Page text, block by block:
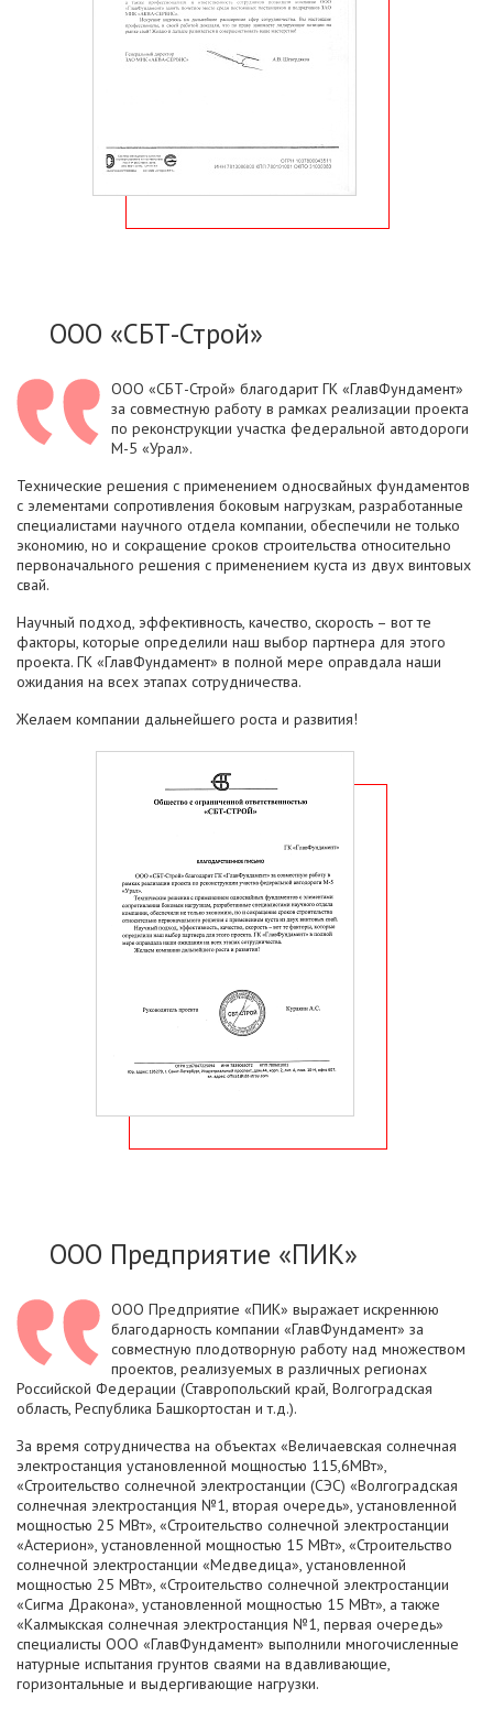
ООО «СБТ-Строй»
ООО «СБТ-Строй» благодарит ГК «ГлавФундамент»
за совместную работу в рамках реализации проекта
по реконструкции участка федеральной автодороги
М-5 «Урал».
Технические решения с применением односвайных фундаментов
с элементами сопротивления боковым нагрузкам, разработанные
специалистами научного отдела компании, обеспечили не только
экономию, но и сокращение сроков строительства относительно
первоначального решения с применением куста из двух винтовых
свай.
Научный подход, эффективность, качество, скорость – вот те
факторы, которые определили наш выбор партнера для этого
проекта. ГК «ГлавФундамент» в полной мере оправдала наши
ожидания на всех этапах сотрудничества.
Желаем компании дальнейшего роста и развития!
ООО Предприятие «ПИК»
ООО Предприятие «ПИК» выражает искреннюю
благодарность компании «ГлавФундамент» за
совместную плодотворную работу над множеством
проектов, реализуемых в различных регионах
Российской Федерации (Ставропольский край, Волгоградская
область, Республика Башкортостан и т.д.).
За время сотрудничества на объектах «Величаевская солнечная
электростанция установленной мощностью 115,6МВт»,
«Строительство солнечной электростанции (СЭС) «Волгоградская
солнечная электростанция №1, вторая очередь», установленной
мощностью 25 МВт», «Строительство солнечной электростанции
«Астерион», установленной мощностью 15 МВт», «Строительство
солнечной электростанции «Медведица», установленной
мощностью 25 МВт», «Строительство солнечной электростанции
«Сигма Дракона», установленной мощностью 15 МВт», а также
«Калмыкская солнечная электростанция №1, первая очередь»
специалисты ООО «ГлавФундамент» выполнили многочисленные
натурные испытания грунтов сваями на вдавливающие,
горизонтальные и выдергивающие нагрузки.